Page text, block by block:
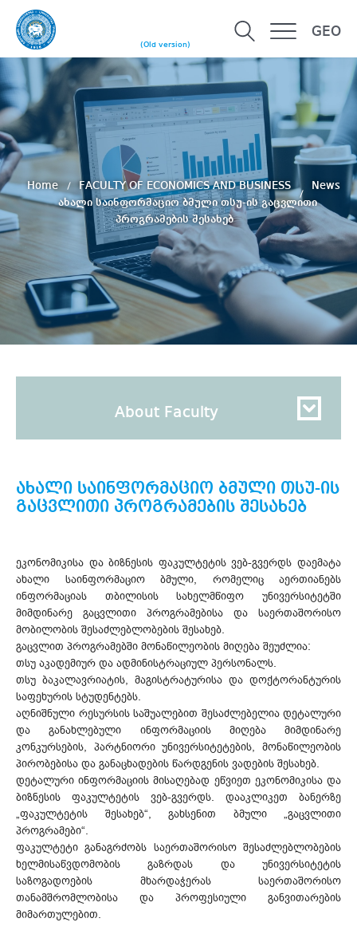
(Old version)
GEO
Home FACULTY OF ECONOMICS AND BUSINESS
News
ახალი საინფორმაციო ბმული თსუ-ის გაცვლითი
პროგრამების შესახებ
About Faculty
ახალი საინფორმაციო ბმული თსუ-ის
გაცვლითი პროგრამების შესახებ
ეკონომიკისა და ბიზნესის ფაკულტეტის ვებ-გვერდს დაემატა
ახალი საინფორმაციო ბმული, რომელიც აერთიანებს
ინფორმაციას თბილისის სახელმწიფო უნივერსიტეტში
მიმდინარე გაცვლითი პროგრამებისა და საერთაშორისო
მობილობის შესაძლებლობების შესახებ.
გაცვლით პროგრამებში მონაწილეობის მიღება შეუძლია:
თსუ აკადემიურ და ადმინისტრაციულ პერსონალს.
თსუ ბაკალავრიატის, მაგისტრატურისა და დოქტორანტურის
საფეხურის სტუდენტებს.
აღნიშნული რესურსის საშუალებით შესაძლებელია დეტალური
და განახლებული ინფორმაციის მიღება მიმდინარე
კონკურსების, პარტნიორი უნივერსიტეტების, მონაწილეობის
პირობებისა და განაცხადების წარდგენის ვადების შესახებ.
დეტალური ინფორმაციის მისაღებად ეწვიეთ ეკონომიკისა და
ბიზნესის ფაკულტეტის ვებ-გვერდს. დააკლიკეთ ბანერზე
„ფაკულტეტის შესახებ“, გახსენით ბმული „გაცვლითი
პროგრამები“.
ფაკულტეტი განაგრძობს საერთაშორისო შესაძლებლობების
ხელმისაწვდომობის გაზრდას და უნივერსიტეტის
საზოგადოების მხარდაჭერას საერთაშორისო
თანამშრომლობისა და პროფესიული განვითარების
მიმართულებით.